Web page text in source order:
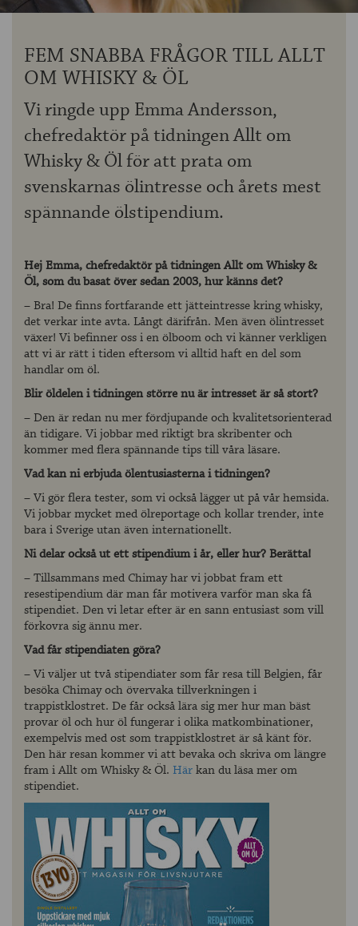
FEM SNABBA FRÅGOR TILL ALLT
OM WHISKY & ÖL
Vi ringde upp Emma Andersson,
chefredaktör på tidningen Allt om
Whisky & Öl för att prata om
svenskarnas ölintresse och årets mest
spännande ölstipendium.
Hej Emma, chefredaktör på tidningen Allt om Whisky &
Öl, som du basat över sedan 2003, hur känns det?
– Bra! De finns fortfarande ett jätteintresse kring whisky,
det verkar inte avta. Långt därifrån. Men även ölintresset
växer! Vi befinner oss i en ölboom och vi känner verkligen
att vi är rätt i tiden eftersom vi alltid haft en del som
handlar om öl.
Blir öldelen i tidningen större nu är intresset är så stort?
– Den är redan nu mer fördjupande och kvalitetsorienterad
än tidigare. Vi jobbar med riktigt bra skribenter och
kommer med flera spännande tips till våra läsare.
Vad kan ni erbjuda ölentusiasterna i tidningen?
– Vi gör flera tester, som vi också lägger ut på vår hemsida.
Vi jobbar mycket med ölreportage och kollar trender, inte
bara i Sverige utan även internationellt.
Ni delar också ut ett stipendium i år, eller hur? Berätta!
– Tillsammans med Chimay har vi jobbat fram ett
resestipendium där man får motivera varför man ska få
stipendiet. Den vi letar efter är en sann entusiast som vill
förkovra sig ännu mer.
Vad får stipendiaten göra?
– Vi väljer ut två stipendiater som får resa till Belgien, får
besöka Chimay och övervaka tillverkningen i
trappistklostret. De får också lära sig mer hur man bäst
provar öl och hur öl fungerar i olika matkombinationer,
exempelvis med ost som trappistklostret är så känt för.
Den här resan kommer vi att bevaka och skriva om längre
fram i Allt om Whisky & Öl. Härkan du läsa mer om
stipendiet.